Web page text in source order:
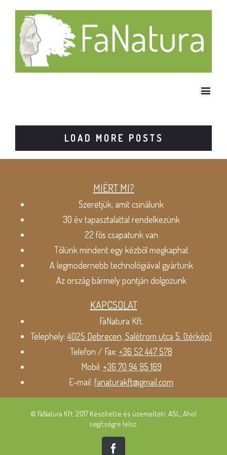
LOAD MORE POSTS
MIÉRT MI?
Szeretjük, amit csinálunk
30 év tapasztalattal rendelkezünk
22 fős csapatunk van
Tőlünk mindent egy kézből megkaphat
A legmodernebb technológiával gyártunk
Az ország bármely pontján dolgozunk
KAPCSOLAT
FaNatura Kft.
Telephely:4025 Debrecen, Salétrom utca 5. (térkép)
Telefon / Fax: +36 52 447 578
Mobil: +36 70 94 95 169
E-mail: fanaturakft@gmail.com
© FaNatura Kft. 2017 Készítette és üzemelteti: ASL, Ahol
segítségre lelsz.